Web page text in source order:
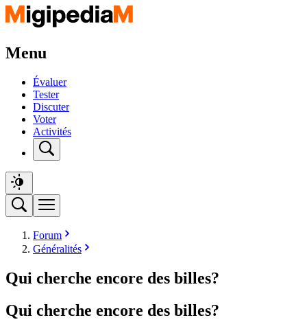
Menu
Évaluer
Tester
Discuter
Voter
Activités
Forum
Généralités
Qui cherche encore des billes?
Qui cherche encore des billes?